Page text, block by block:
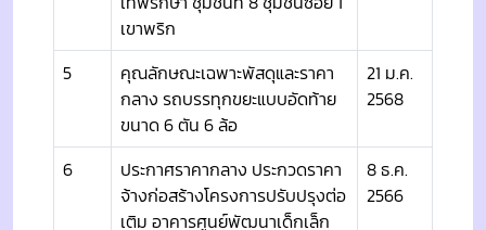
เขาพริก
5
คุณลักษณะเฉพาะพัสดุและราคา
กลาง รถบรรทุกขยะแบบอัดท้าย
ขนาด 6 ตัน 6 ล้อ
21 ม.ค.
2568
6
ประกาศราคากลาง ประกวดราคา
จ้างก่อสร้างโครงการปรับปรุงต่อ
เติม อาคารศูนย์พัฒนาเด็กเล็ก
8 ธ.ค.
2566